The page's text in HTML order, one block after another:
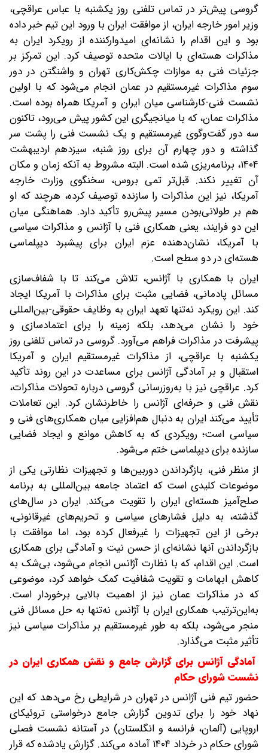
گروسی پیش‌تر در تماس تلفنی روز یکشنبه با عباس عراقچی،
وزیر امور خارجه ایران، از موافقت ایران با ورود این تیم خبر داده
بود و این اقدام را نشانه‌ای امیدوارکننده از رویکرد ایران به
مذاکرات هسته‌ای با ایالات متحده توصیف کرد. این تمرکز بر
جزئیات فنی به موازات چکش‌کاری تهران و واشنگتن در دور
سوم مذاکرات غیرمستقیم در عمان انجام می‌شود که با اولین
نشست فنی-کارشناسی میان ایران و آمریکا همراه بوده است.
مذاکرات عمان، که با میانجیگری این کشور پیش می‌رود، تاکنون
سه دور گفت‌وگوی غیرمستقیم و یک نشست فنی را پشت سر
گذاشته و دور چهارم آن برای روز شنبه، سیزدهم اردیبهشت
۱۴۰۴، برنامه‌ریزی شده است. البته مشروط به آنکه زمان و مکان
آن تغییر نکند. قبل‌تر تمی بروس، سخنگوی وزارت خارجه
آمریکا، نیز این مذاکرات را سازنده توصیف کرده، هرچند که او
هم بر طولانی‌بودن مسیر پیش‌رو تأکید دارد. هماهنگی میان
این دو فرایند، یعنی همکاری فنی با آژانس و مذاکرات سیاسی
با آمریکا، نشان‌دهنده عزم ایران برای پیشبرد دیپلماسی
هسته‌ای در دو سطح است.
ایران با همکاری با آژانس، تلاش می‌کند تا با شفاف‌سازی
مسائل پادمانی، فضایی مثبت برای مذاکرات با آمریکا ایجاد
کند. این رویکرد نه‌تنها تعهد ایران به وظایف حقوقی-بین‌المللی
خود را نشان می‌دهد، بلکه زمینه را برای اعتمادسازی و
پیشرفت در مذاکرات فراهم می‌آورد. گروسی در تماس تلفنی روز
یکشنبه با عراقچی، از مذاکرات غیرمستقیم ایران و آمریکا
استقبال و بر آمادگی آژانس برای مساعدت در این روند تأکید
کرد. عراقچی نیز با به‌روزرسانی گروسی درباره تحولات مذاکرات،
نقش فنی و حرفه‌ای آژانس را خاطرنشان کرد. این تعاملات
تأیید می‌کند ایران به‌ دنبال هم‌افزایی میان همکاری‌های فنی و
سیاسی است؛ رویکردی که به کاهش موانع و ایجاد فضایی
سازنده برای دیپلماسی ختم می‌شود.
از منظر فنی، بازگرداندن دوربین‌ها و تجهیزات نظارتی یکی از
موضوعات کلیدی است که اعتماد جامعه بین‌المللی به برنامه
صلح‌آمیز هسته‌ای ایران را تقویت می‌کند. ایران در سال‌های
گذشته، به‌ دلیل فشارهای سیاسی و تحریم‌های غیرقانونی،
برخی از این تجهیزات را غیرفعال کرده بود، اما موافقت با
بازگرداندن آنها نشانه‌ای از حسن نیت و آمادگی برای همکاری
است. این اقدام، که با نظارت آژانس انجام می‌شود، بی‌شک به
کاهش ابهامات و تقویت شفافیت کمک خواهد کرد، موضوعی
که در مذاکرات عمان نیز از اهمیت بالایی برخوردار است.
به‌این‌ترتیب همکاری ایران با آژانس نه‌تنها به حل مسائل فنی
منجر می‌شود، بلکه به‌ طور غیرمستقیم بر مذاکرات سیاسی نیز
تأثیر مثبت می‌گذارد.
آمادگی آژانس برای گزارش جامع و نقش همکاری ایران در
نشست شورای حکام
حضور تیم فنی آژانس در تهران در شرایطی رخ می‌دهد که این
نهاد خود را برای تدوین گزارش جامع درخواستی تروئیکای
اروپایی (آلمان، فرانسه و انگلستان) در آستانه نشست فصلی
شورای حکام در خرداد ۱۴۰۴ آماده می‌کند. گزارش یادشده که قرار